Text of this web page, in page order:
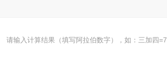
请输入计算结果（填写阿拉伯数字），如：三加四=7